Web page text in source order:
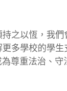
以恆，我們
多學校的學
尊重法治、守